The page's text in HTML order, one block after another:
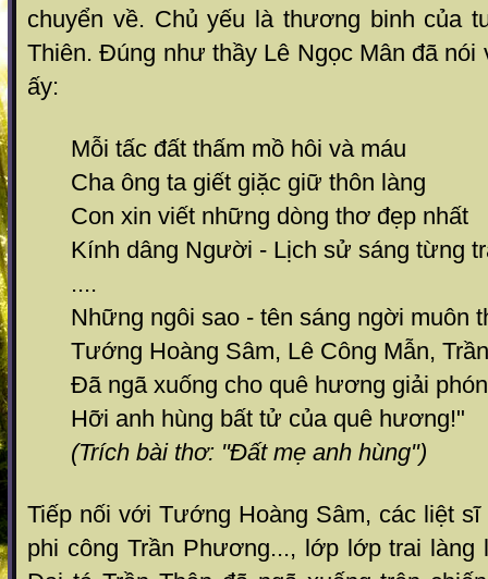
chuyển về. Chủ yếu là thương binh của
Thiên. Đúng như thầy Lê Ngọc Mân đã nói
ấy:
Mỗi tấc đất thấm mồ hôi và máu
Cha ông ta giết giặc giữ thôn làng
Con xin viết những dòng thơ đẹp nhất
Kính dâng Người - Lịch sử sáng từng
....
Những ngôi sao - tên sáng ngời muôn
Tướng Hoàng Sâm, Lê Công Mẫn,
Đã ngã xuống cho quê hương giải
Hỡi anh hùng bất tử của quê hương!"
(Trích bài thơ: "Đất mẹ anh hùng")
Tiếp nối với Tướng Hoàng Sâm, các liệt
phi công Trần Phương..., lớp lớp trai làng